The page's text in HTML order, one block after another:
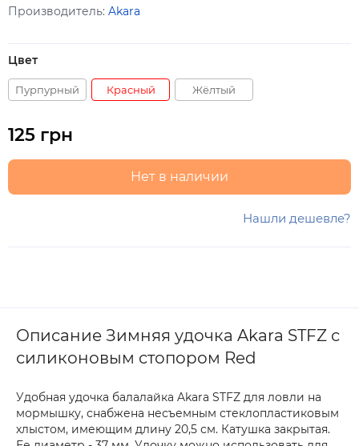
Производитель: Akara
Цвет
Пурпурный Красный Жёлтый
125 грн
Нет в наличии
Нашли дешевле?
Описание Зимняя удочка Akara STFZ с
силиконовым стопором Red
Удобная удочка балалайка Akara STFZ для ловли на
мормышку, снабжена несъемным стеклопластиковым
хлыстом, имеющим длину 20,5 см. Катушка закрытая.